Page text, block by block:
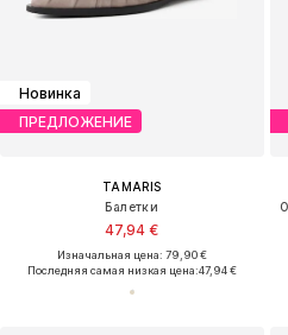
Новинка
ПРЕДЛОЖЕНИЕ
TAMARIS
Балетки
47,94 €
Изначальная цена: 79,90 €
Последняя самая низкая цена:47,94 €